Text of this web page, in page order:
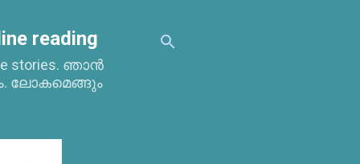
reading
stories. ഞാൻ
ലോകമെങ്ങും